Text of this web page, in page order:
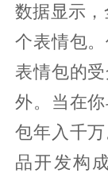
数据显示
个表情包
表情包的
外。当在
包年入千
品开发构